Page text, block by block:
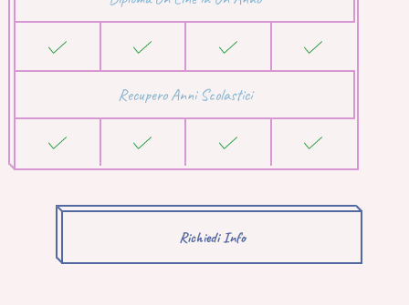
Recupero Anni Scolastici
Richiedi Info